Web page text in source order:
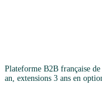
Plateforme B2B française
an, extensions 3 ans en